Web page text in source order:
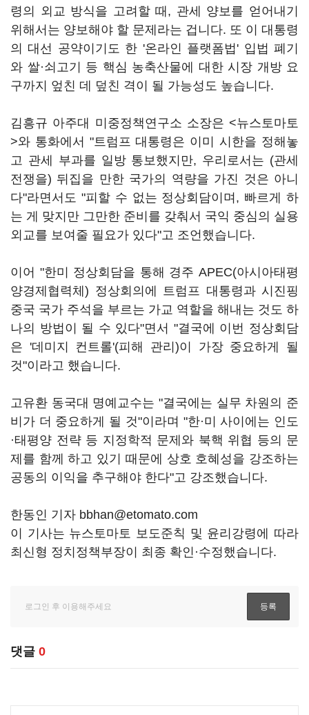
령의 외교 방식을 고려할 때, 관세 양보를 얻어내기
위해서는 양보해야 할 문제라는 겁니다. 또 이 대통령
의 대선 공약이기도 한 '온라인 플랫폼법' 입법 폐기
와 쌀·쇠고기 등 핵심 농축산물에 대한 시장 개방 요
구까지 엎친 데 덮친 격이 될 가능성도 높습니다.
김흥규 아주대 미중정책연구소 소장은 <뉴스토마토
>와 통화에서 "트럼프 대통령은 이미 시한을 정해놓
고 관세 부과를 일방 통보했지만, 우리로서는 (관세
전쟁을) 뒤집을 만한 국가의 역량을 가진 것은 아니
다"라면서도 "피할 수 없는 정상회담이며, 빠르게 하
는 게 맞지만 그만한 준비를 갖춰서 국익 중심의 실용
외교를 보여줄 필요가 있다"고 조언했습니다.
이어 "한미 정상회담을 통해 경주 APEC(아시아태평
양경제협력체) 정상회의에 트럼프 대통령과 시진핑
중국 국가 주석을 부르는 가교 역할을 해내는 것도 하
나의 방법이 될 수 있다"면서 "결국에 이번 정상회담
은 '데미지 컨트롤'(피해 관리)이 가장 중요하게 될
것"이라고 했습니다.
고유환 동국대 명예교수는 "결국에는 실무 차원의 준
비가 더 중요하게 될 것"이라며 "한·미 사이에는 인도
·태평양 전략 등 지정학적 문제와 북핵 위협 등의 문
제를 함께 하고 있기 때문에 상호 호혜성을 강조하는
공동의 이익을 추구해야 한다"고 강조했습니다.
한동인 기자 bbhan@etomato.com
이 기사는 뉴스토마토 보도준칙 및 윤리강령에 따라
최신형 정치정책부장이 최종 확인·수정했습니다.
댓글 0